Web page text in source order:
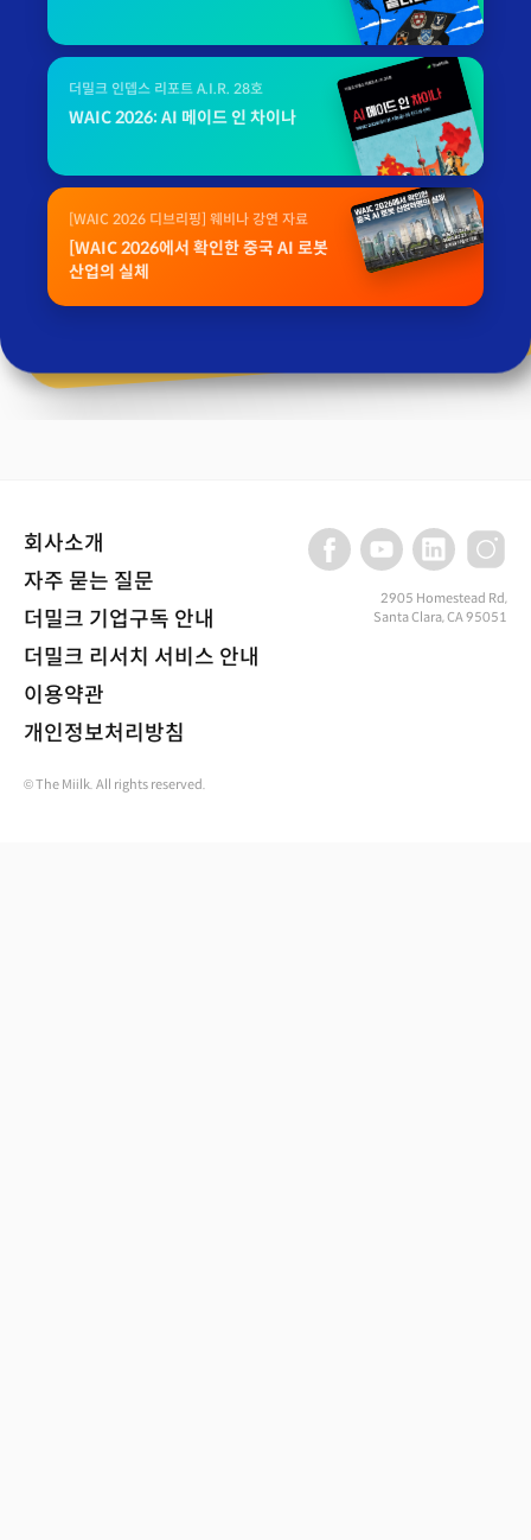
더밀크 인뎁스 리포트 A.I.R. 28호
WAIC 2026: AI 메이드 인 차이나
[WAIC 2026 디브리핑] 웨비나 강연 자료
[WAIC 2026에서 확인한 중국 AI 로봇
산업의 실체
회사소개
자주 묻는 질문
더밀크 기업구독 안내
더밀크 리서치 서비스 안내
이용약관
개인정보처리방침
2905 Homestead Rd,
Santa Clara, CA 95051
© The Miilk. All rights reserved.